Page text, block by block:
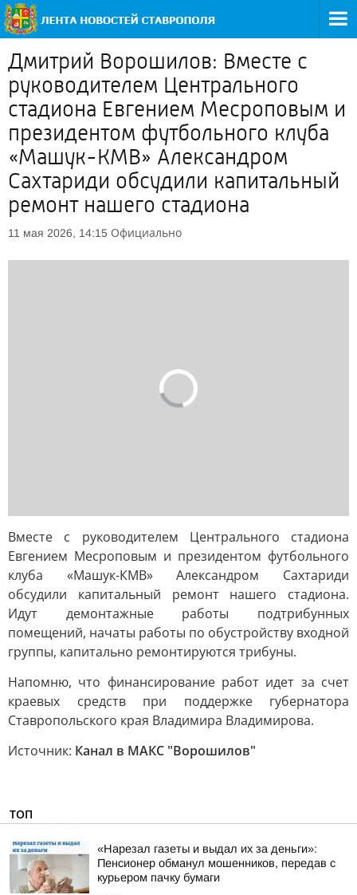
Дмитрий Ворошилов: Вместе с
руководителем Центрального
стадиона Евгением Месроповым и
президентом футбольного клуба
«Машук-КМВ» Александром
Сахтариди обсудили капитальный
ремонт нашего стадиона
11 мая 2026, 14:15 Официально
Вместе с руководителем Центрального стадиона
Евгением Месроповым и президентом футбольного
клуба «Машук-КМВ» Александром Сахтариди
обсудили капитальный ремонт нашего стадиона.
Идут демонтажные работы подтрибунных
помещений, начаты работы по обустройству входной
группы, капитально ремонтируются трибуны.
Напомню, что финансирование работ идет за счет
краевых средств при поддержке губернатора
Ставропольского края Владимира Владимирова.
Источник: Канал в МАКС "Ворошилов"
ТОП
«Нарезал газеты и выдал их за деньги»:
Пенсионер обманул мошенников, передав с
курьером пачку бумаги